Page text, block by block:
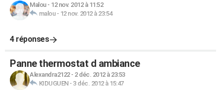
Malou- 12 nov. 2012 à 11:52
malou- 12 nov. 2012 à 23:54
4 réponses
Panne thermostat d ambiance
Alexandra2122- 2 déc. 2012 à 23:53
KIDUGUEN- 3 déc. 2012 à 15:47